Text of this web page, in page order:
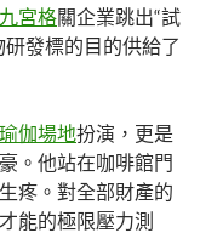
九宮格關企業跳出“試
發標的目的供給了
瑜伽場地扮演，更是
。他站在咖啡館門
疼。對全部財產的
能的極限壓力測